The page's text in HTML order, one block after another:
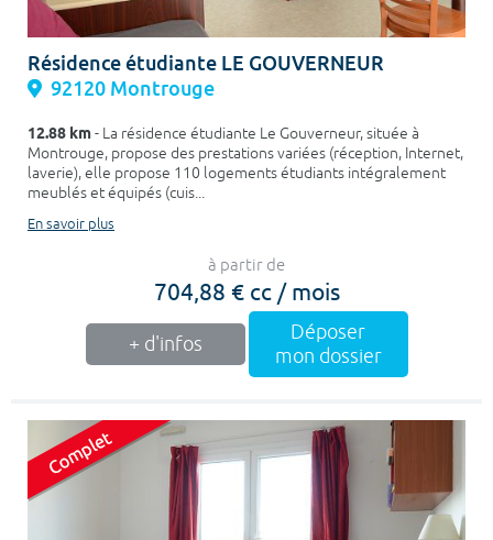
Résidence étudiante LE GOUVERNEUR
92120 Montrouge
12.88 km- La résidence étudiante Le Gouverneur, située à
Montrouge, propose des prestations variées (réception, Internet,
laverie), elle propose 110 logements étudiants intégralement
meublés et équipés (cuis...
En savoir plus
à partir de
704,88 € cc / mois
+ d'infos
Déposer
mon dossier